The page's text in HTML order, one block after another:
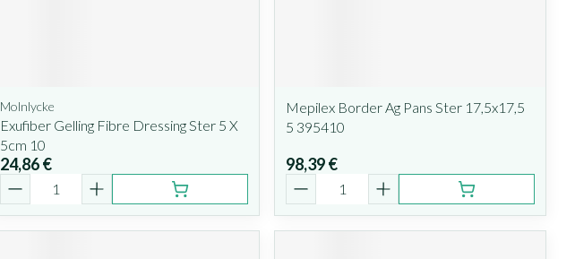
Molnlycke
Exufiber Gelling Fibre Dressing Ster 5 X
5cm 10
24,86 €
Quantité
Mepilex Border Ag Pans Ster 17,5x17,5
5 395410
98,39 €
Quantité